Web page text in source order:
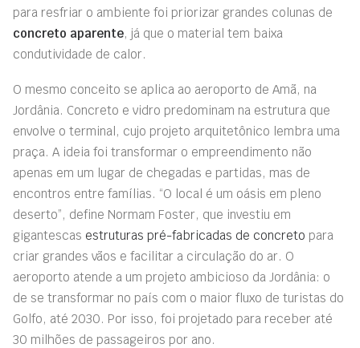
para resfriar o ambiente foi priorizar grandes colunas de
concreto aparente, já que o material tem baixa
condutividade de calor.
O mesmo conceito se aplica ao aeroporto de Amã, na
Jordânia. Concreto e vidro predominam na estrutura que
envolve o terminal, cujo projeto arquitetônico lembra uma
praça. A ideia foi transformar o empreendimento não
apenas em um lugar de chegadas e partidas, mas de
encontros entre famílias. “O local é um oásis em pleno
deserto”, define Normam Foster, que investiu em
gigantescas estruturas pré-fabricadas de concreto para
criar grandes vãos e facilitar a circulação do ar. O
aeroporto atende a um projeto ambicioso da Jordânia: o
de se transformar no país com o maior fluxo de turistas do
Golfo, até 2030. Por isso, foi projetado para receber até
30 milhões de passageiros por ano.